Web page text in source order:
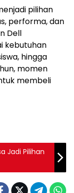
pilihan
performa, dan
Dell
kebutuhan
hingga
momen
membeli
Jadi Pilihan